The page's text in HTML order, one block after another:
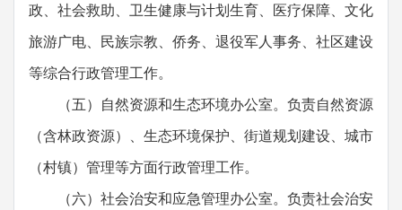
政、社会救助、卫生健康与计划生育、医疗保障、文化
旅游广电、民族宗教、侨务、退役军人事务、社区建设
等综合行政管理工作。
（五）自然资源和生态环境办公室。负责自然资源
（含林政资源）、生态环境保护、街道规划建设、城市
（村镇）管理等方面行政管理工作。
（六）社会治安和应急管理办公室。负责社会治安